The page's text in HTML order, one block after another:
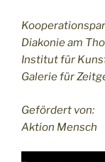
Diakonie am
Institut für
Galerie für
Gefördert von:
Aktion Mensch